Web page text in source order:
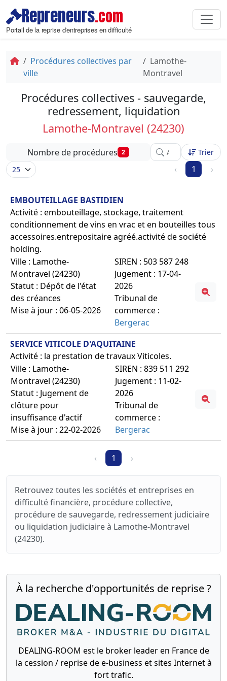
Repreneurs.com
Portail de la reprise d'entreprises en difficulté
Procédures collectives par
ville
Lamothe-
Montravel
Procédures collectives - sauvegarde,
redressement, liquidation
Lamothe-Montravel (24230)
Nombre de procédures 2 Affinez votreTrier
‹ 1 ›
EMBOUTEILLAGE BASTIDIEN
Activité : embouteillage, stockage, traitement
conditionnement de vins en vrac et en bouteilles tous
accessoires.entrepositaire agréé.activité de société
holding.
Ville : Lamothe-
Montravel (24230)
Statut : Dépôt de l'état
des créances
Mise à jour : 06-05-2026
SIREN : 503 587 248
Jugement : 17-04-
2026
Tribunal de
commerce :
Bergerac
SERVICE VITICOLE D'AQUITAINE
Activité : la prestation de travaux Viticoles.
Ville : Lamothe-
Montravel (24230)
Statut : Jugement de
clôture pour
insuffisance d'actif
Mise à jour : 22-02-2026
SIREN : 839 511 292
Jugement : 11-02-
2026
Tribunal de
commerce :
Bergerac
‹ 1 ›
Retrouvez toutes les sociétés et entreprises en
difficulté financière, procédure collective,
procédure de sauvegarde, redressement judiciaire
ou liquidation judiciaire à Lamothe-Montravel
(24230).
À la recherche d'opportunités de reprise ?
DEALING-ROOM est le broker leader en France de
la cession / reprise de e-business et sites Internet à
fort trafic.